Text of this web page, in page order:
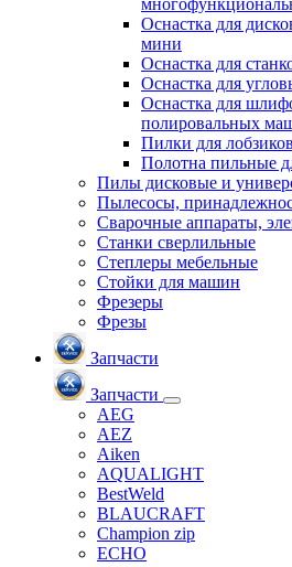
Оснастка для
мини
Оснастка для
Оснастка для
Оснастка для
полировальных
Пилки для лобзиков
Полотна пильные
Пилы дисковые и
Пылесосы,
Сварочные аппараты,
Станки сверлильные
Степлеры мебельные
Стойки для машин
Фрезеры
Фрезы
Запчасти
Запчасти
AEG
AEZ
Aiken
AQUALIGHT
BestWeld
BLAUCRAFT
Champion zip
ECHO